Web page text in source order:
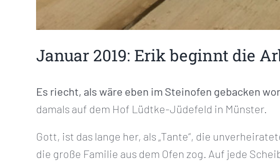
Januar 2019: Erik beginnt die
Es riecht, als wäre eben im Steinofen gebacken
damals auf dem Hof Lüdtke-Jüdefeld in Münster.
Gott, ist das lange her, als „Tante“, die
die große Familie aus dem Ofen zog. Auf jede